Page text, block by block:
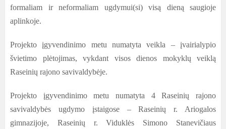
formaliam ir neformaliam ugdymui(si) visą dieną saugioje
aplinkoje.
Projekto įgyvendinimo metu numatyta veikla – įvairialypio
švietimo plėtojimas, vykdant visos dienos mokyklų veiklą
Raseinių rajono savivaldybėje.
Projekto įgyvendinimo metu numatyta 4 Raseinių rajono
savivaldybės ugdymo įstaigose –Raseinių r. Ariogalos
gimnazijoje, Raseinių r. Viduklės Simono Stanevičiaus